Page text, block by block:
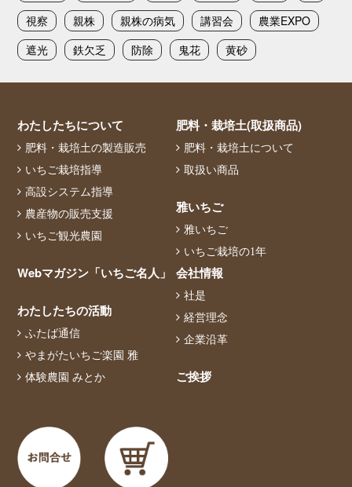
視察
親株 親株の病気 講習会
農業EXPO
遮光
鉄欠乏 防除 鬼花 黄砂
わたしたちについて
肥料・栽培土の製造販売
いちご栽培指導
高設システム指導
農産物の販売支援
いちご観光農園
肥料・栽培土(取扱商品)
肥料・栽培土について
取扱い商品
雅いちご
雅いちご
いちご栽培の1年
Webマガジン「いちご名人」
わたしたちの活動
ふたば通信
やまがたいちご楽園 雅
体験農園 みとか
会社情報
社是
経営理念
企業沿革
ご挨拶